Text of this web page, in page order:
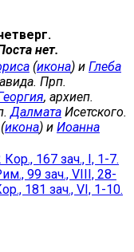
нет.
(икона) и Глеба
Прп.
, архиеп.
Далмата Исетского.
(икона) и Иоанна
Кор., 167 зач., I, 1-7.
99 зач., VIII, 28-
181 зач., VI, 1-10.